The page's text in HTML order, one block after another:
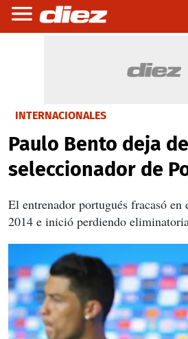
INTERNACIONALES
Paulo Bento deja
seleccionador de
El entrenador portugués fracasó
2014 e inició perdiendo